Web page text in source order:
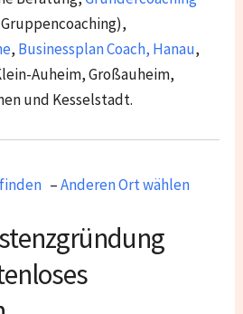
, Businessplan Coach, Hanau,
Auheim, Großauheim,
und Kesselstadt.
–Anderen Ort wählen